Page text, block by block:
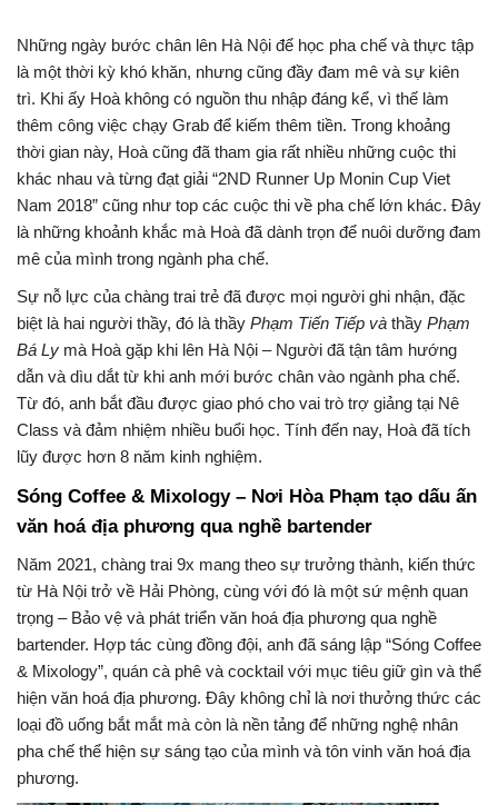
Những ngày bước chân lên Hà Nội để học pha chế và thực tập
là một thời kỳ khó khăn, nhưng cũng đầy đam mê và sự kiên
trì. Khi ấy Hoà không có nguồn thu nhập đáng kể, vì thế làm
thêm công việc chạy Grab để kiếm thêm tiền. Trong khoảng
thời gian này, Hoà cũng đã tham gia rất nhiều những cuộc thi
khác nhau và từng đạt giải “2ND Runner Up Monin Cup Viet
Nam 2018” cũng như top các cuộc thi về pha chế lớn khác. Đây
là những khoảnh khắc mà Hoà đã dành trọn để nuôi dưỡng đam
mê của mình trong ngành pha chế.
Sự nỗ lực của chàng trai trẻ đã được mọi người ghi nhận, đặc
biệt là hai người thầy, đó là thầy Phạm Tiến Tiếp và thầy Phạm
Bá Ly mà Hoà gặp khi lên Hà Nội – Người đã tận tâm hướng
dẫn và dìu dắt từ khi anh mới bước chân vào ngành pha chế.
Từ đó, anh bắt đầu được giao phó cho vai trò trợ giảng tại Nê
Class và đảm nhiệm nhiều buổi học. Tính đến nay, Hoà đã tích
lũy được hơn 8 năm kinh nghiệm.
Sóng Coffee & Mixology – Nơi Hòa Phạm tạo dấu ấn
văn hoá địa phương qua nghề bartender
Năm 2021, chàng trai 9x mang theo sự trưởng thành, kiến thức
từ Hà Nội trở về Hải Phòng, cùng với đó là một sứ mệnh quan
trọng – Bảo vệ và phát triển văn hoá địa phương qua nghề
bartender. Hợp tác cùng đồng đội, anh đã sáng lập “Sóng Coffee
& Mixology”, quán cà phê và cocktail với mục tiêu giữ gìn và thể
hiện văn hoá địa phương. Đây không chỉ là nơi thưởng thức các
loại đồ uống bắt mắt mà còn là nền tảng để những nghệ nhân
pha chế thể hiện sự sáng tạo của mình và tôn vinh văn hoá địa
phương.